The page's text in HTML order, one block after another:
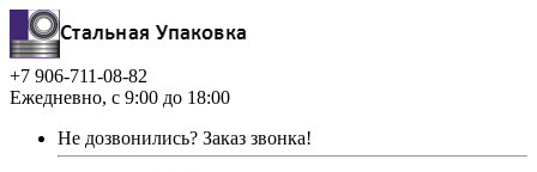
+7 906-711-08-82
Ежедневно, с 9:00 до 18:00
Не дозвонились? Заказ звонка!